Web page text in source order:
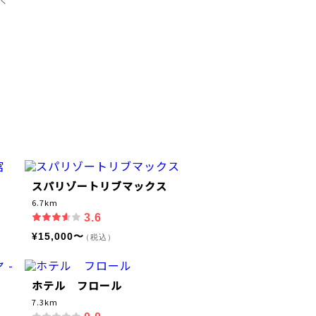
スパリゾートリブマックス
6.7km
3.6
¥15,000〜（税込）
ホテル フロール
7.3km